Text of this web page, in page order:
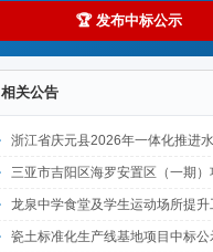
🏆 发布中标公示
相关公告
浙江省庆元县2026年一体化推进水土保持工程建设项目(Ⅱ标段
三亚市吉阳区海罗安置区（一期）项目前期物业管理服务
龙泉中学食堂及学生运动场所提升工程中
瓷土标准化生产线基地项目中标公